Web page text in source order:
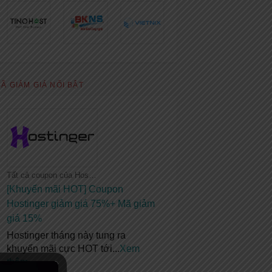
GIẢM GIÁ NỔI BẬT
[Khuyến mãi HOT] Coupon
Hostinger giảm giá 75%+ Mã giảm
giá 15%
Hostinger tháng này tung ra
khuyến mãi cực HOT tới...Xem
thêm